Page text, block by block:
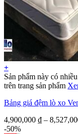
+
Sản phẩm này có
trên trang sản phẩm
Bảng giá đệm lò xo
4,900,000 ₫ –
-50%